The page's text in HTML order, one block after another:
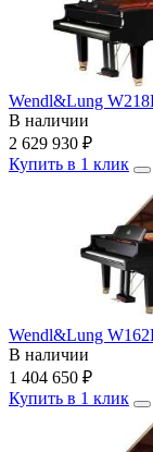
Wendl&Lung
В наличии
2 629 930 ₽
Купить в 1 клик
Wendl&Lung
В наличии
1 404 650 ₽
Купить в 1 клик